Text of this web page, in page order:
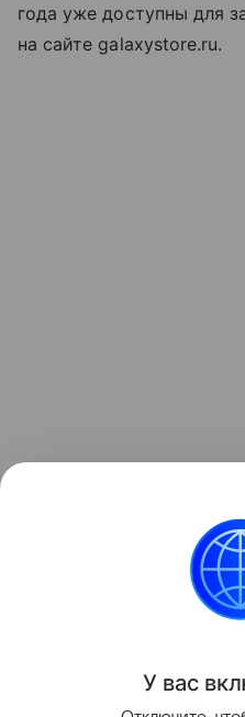
года уже доступны для
на сайте galaxystore.ru.
первый ЖК-телевизор с
У вас